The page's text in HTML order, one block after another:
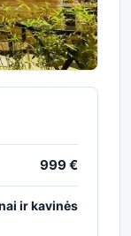
999 €
ir kavinės